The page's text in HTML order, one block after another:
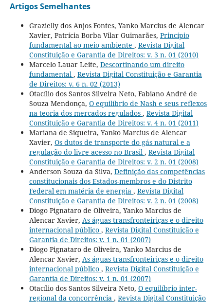
Artigos Semelhantes
Grazielly dos Anjos Fontes, Yanko Marcius de Alencar
Xavier, Patrícia Borba Vilar Guimarães, Princípio
fundamental ao meio ambiente , Revista Digital
Constituição e Garantia de Direitos: v. 3 n. 01 (2010)
Marcelo Lauar Leite, Descortinando um direito
fundamental , Revista Digital Constituição e Garantia
de Direitos: v. 6 n. 02 (2013)
Otacílio dos Santos Silveira Neto, Fabiano André de
Souza Mendonça, O equilíbrio de Nash e seus reflexos
na teoria dos mercados regulados , Revista Digital
Constituição e Garantia de Direitos: v. 4 n. 01 (2011)
Mariana de Siqueira, Yanko Marcius de Alencar
Xavier, Os dutos de transporte do gás natural e a
regulação do livre acesso no Brasil , Revista Digital
Constituição e Garantia de Direitos: v. 2 n. 01 (2008)
Anderson Souza da Silva, Definição das competências
constitucionais dos Estados-membros e do Distrito
Federal em matéria de energia , Revista Digital
Constituição e Garantia de Direitos: v. 2 n. 01 (2008)
Diogo Pignataro de Oliveira, Yanko Marcius de
Alencar Xavier, As águas transfronteiriças e o direito
internacional público , Revista Digital Constituição e
Garantia de Direitos: v. 1 n. 01 (2007)
Diogo Pignataro de Oliveira, Yanko Marcius de
Alencar Xavier, As águas transfronteiriças e o direito
internacional público , Revista Digital Constituição e
Garantia de Direitos: v. 1 n. 01 (2007)
Otacílio dos Santos Silveira Neto, O equilíbrio inter-
regional da concorrência , Revista Digital Constituição